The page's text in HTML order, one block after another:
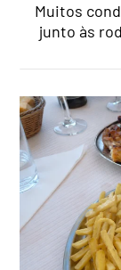
Muitos
junto às